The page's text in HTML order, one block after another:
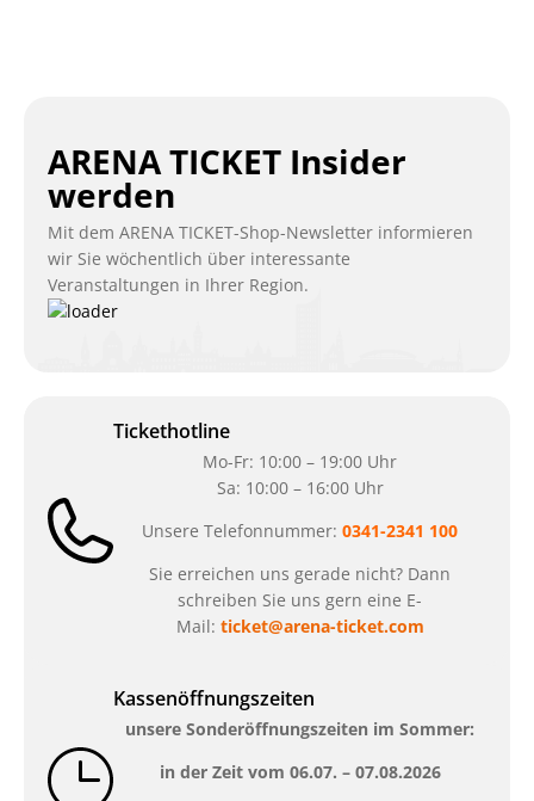
ARENA TICKET Insider
werden
Mit dem ARENA TICKET-Shop-Newsletter informieren
wir Sie wöchentlich über interessante
Veranstaltungen in Ihrer Region.
Tickethotline
Mo-Fr: 10:00 – 19:00 Uhr
Sa: 10:00 – 16:00 Uhr
Unsere Telefonnummer: 0341-2341 100
Sie erreichen uns gerade nicht? Dann
schreiben Sie uns gern eine E-
Mail: ticket@arena-ticket.com
Kassenöffnungszeiten
unsere Sonderöffnungszeiten im Sommer:
in der Zeit vom 06.07. – 07.08.2026